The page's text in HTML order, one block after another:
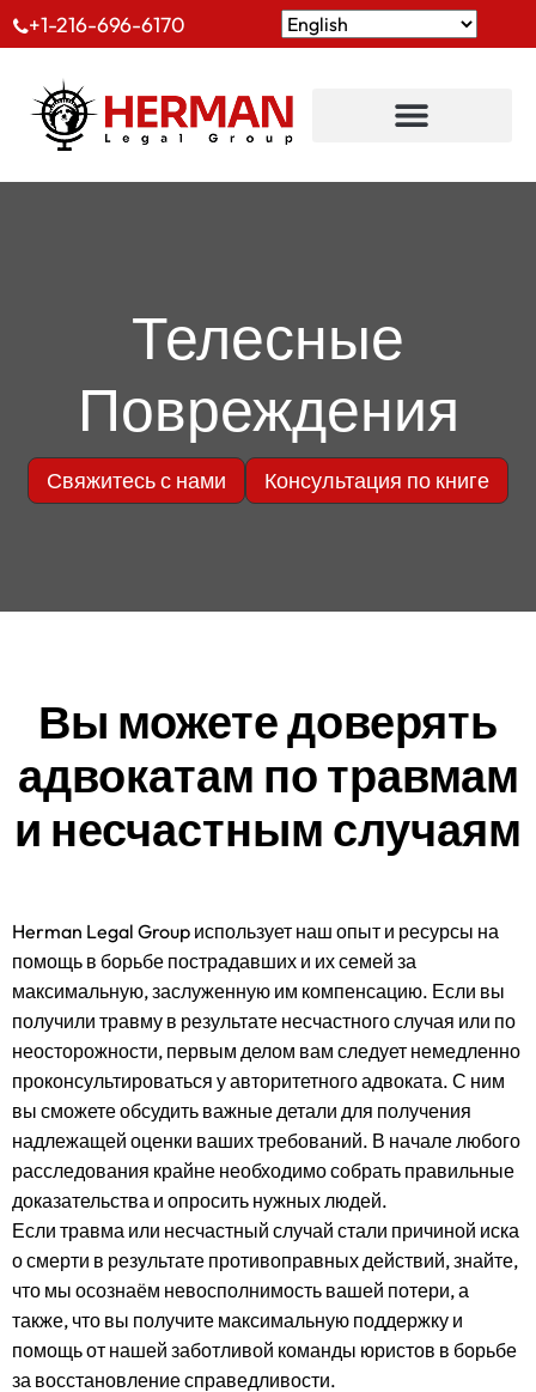
+1-216-696-6170
Телесные
Повреждения
Свяжитесь с нами Консультация по книге
Вы можете доверять
адвокатам по травмам
и несчастным случаям
Herman Legal Group использует наш опыт и ресурсы на
помощь в борьбе пострадавших и их семей за
максимальную, заслуженную им компенсацию. Если вы
получили травму в результате несчастного случая или по
неосторожности, первым делом вам следует немедленно
проконсультироваться у авторитетного адвоката. С ним
вы сможете обсудить важные детали для получения
надлежащей оценки ваших требований. В начале любого
расследования крайне необходимо собрать правильные
доказательства и опросить нужных людей.
Если травма или несчастный случай стали причиной иска
о смерти в результате противоправных действий, знайте,
что мы осознаём невосполнимость вашей потери, а
также, что вы получите максимальную поддержку и
помощь от нашей заботливой команды юристов в борьбе
за восстановление справедливости.